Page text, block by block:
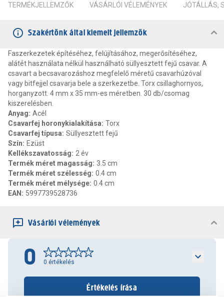
TERMÉKJELLEMZŐK VÁSÁRLÓI VÉLEMÉNYEK JÓTÁLLÁS,
Szakértőnk által kiemelt jellemzők
Faszerkezetek építéséhez, felújításához, megerősítéséhez,
alátét használata nélkül használható süllyesztett fejű csavar. A
csavart a becsavarozáshoz megfelelő méretű csavarhúzóval
vagy bitfejjel csavarja bele a szerkezetbe. Torx csillaghornyos,
horganyzott. 4 mm x 35 mm-es méretben. 30 db/csomag
kiszerelésben.
Anyag: Acél
Csavarfej horonykialakítása: Torx
Csavarfej típusa: Süllyesztett fejű
Szín: Ezüst
Kellékszavatosság: 2 év
Termék méret magasság: 3.5 cm
Termék méret szélesség: 0.4 cm
Termék méret mélysége: 0.4 cm
EAN : 5997739528736
Vásárlói vélemények
0 0 értékelés
Értékelés írása